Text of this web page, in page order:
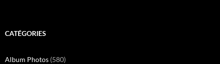
CATÉGORIES
Album Photos (580)